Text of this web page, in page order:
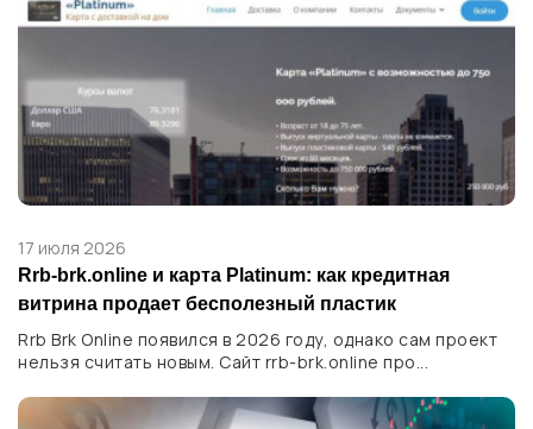
17 июля 2026
Rrb-brk.online и карта Platinum: как кредитная
витрина продает бесполезный пластик
Rrb Brk Online появился в 2026 году, однако сам проект
нельзя считать новым. Сайт rrb-brk.online про...